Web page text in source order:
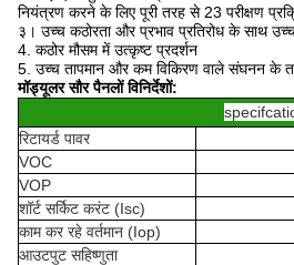
नियंत्रण करने के लिए पूरी तरह से 23 परीक्षण
३। उच्च कठोरता और प्रभाव प्रतिरोध के साथ
4. कठोर मौसम में उत्कृष्ट प्रदर्शन
5. उच्च तापमान और कम विकिरण वाले संघनन के
मॉड्यूलर सौर पैनलों विनिर्देशों:
रिटायर्ड पावर
VOC
VOP
शॉर्ट सर्किट करंट (Isc)
काम कर रहे वर्तमान (Iop)
आउटपुट सहिष्णुता